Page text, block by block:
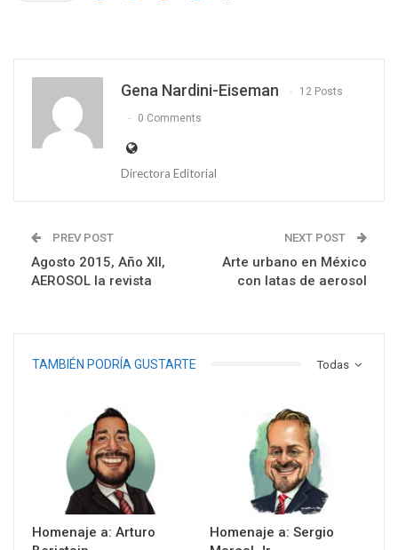
Gena Nardini-Eiseman 12 Posts
0 Comments
Directora Editorial
PREV POST
Agosto 2015, Año XII,
AEROSOL la revista
NEXT POST
Arte urbano en México
con latas de aerosol
Todas
TAMBIÉN PODRÍA GUSTARTE
Homenaje a: Arturo
Homenaje a: Sergio